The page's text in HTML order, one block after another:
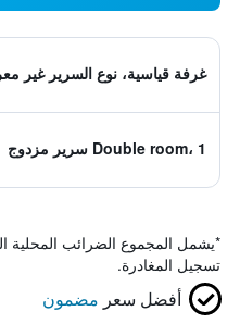
غرفة قياسية، نوع السرير غير
Double room، 1 سرير مزدوج
*يشمل المجموع الضرائب المحلية
تسجيل المغادرة.
أفضل سعر مضمون